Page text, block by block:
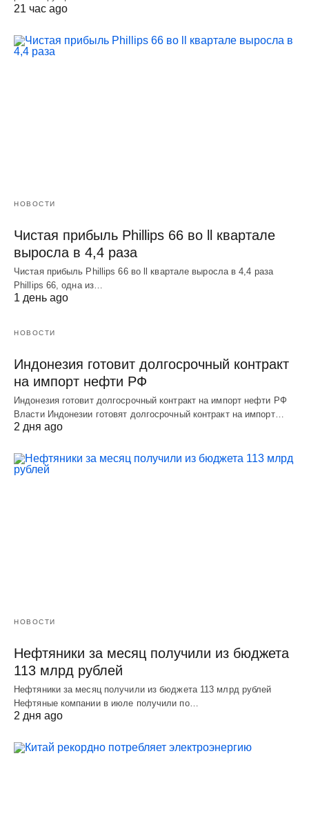
21 час ago
НОВОСТИ
Чистая прибыль Phillips 66 во ll квартале
выросла в 4,4 раза
Чистая прибыль Phillips 66 во ll квартале выросла в 4,4 раза
Phillips 66, одна из…
1 день ago
НОВОСТИ
Индонезия готовит долгосрочный контракт
на импорт нефти РФ
Индонезия готовит долгосрочный контракт на импорт нефти РФ
Власти Индонезии готовят долгосрочный контракт на импорт…
2 дня ago
НОВОСТИ
Нефтяники за месяц получили из бюджета
113 млрд рублей
Нефтяники за месяц получили из бюджета 113 млрд рублей
Нефтяные компании в июле получили по…
2 дня ago